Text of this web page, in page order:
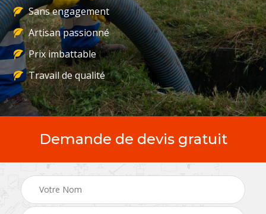
Sans engagement
Artisan passionné
Prix imbattable
Travail de qualité
Demande de devis gratuit